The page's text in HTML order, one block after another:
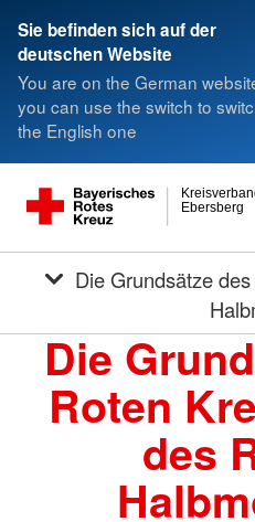
Sie befinden sich auf der
deutschen Website
You are on the German
you can use the switch to
the English one
Ebersberg
Die
Roten
des